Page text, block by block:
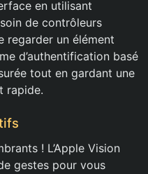
en utilisant
de contrôleurs
regarder un élément
d’authentification basé
tout en gardant une
rapide.
! L’Apple Vision
gestes pour vous